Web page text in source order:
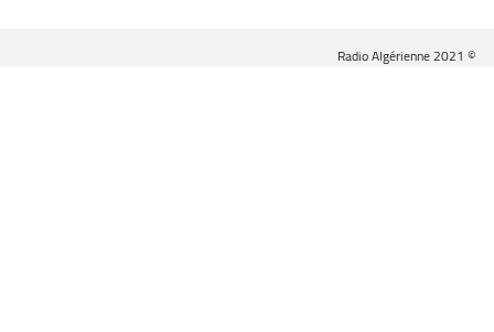
© Radio Algérienne 2021